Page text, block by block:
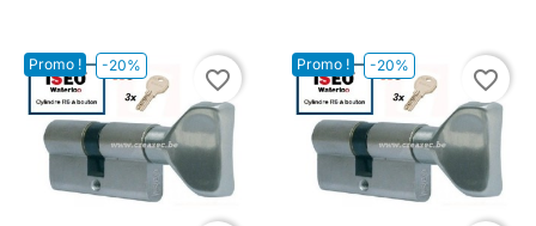
Promo ! -20%
favorite_border
Promo ! -20%
favorite_border